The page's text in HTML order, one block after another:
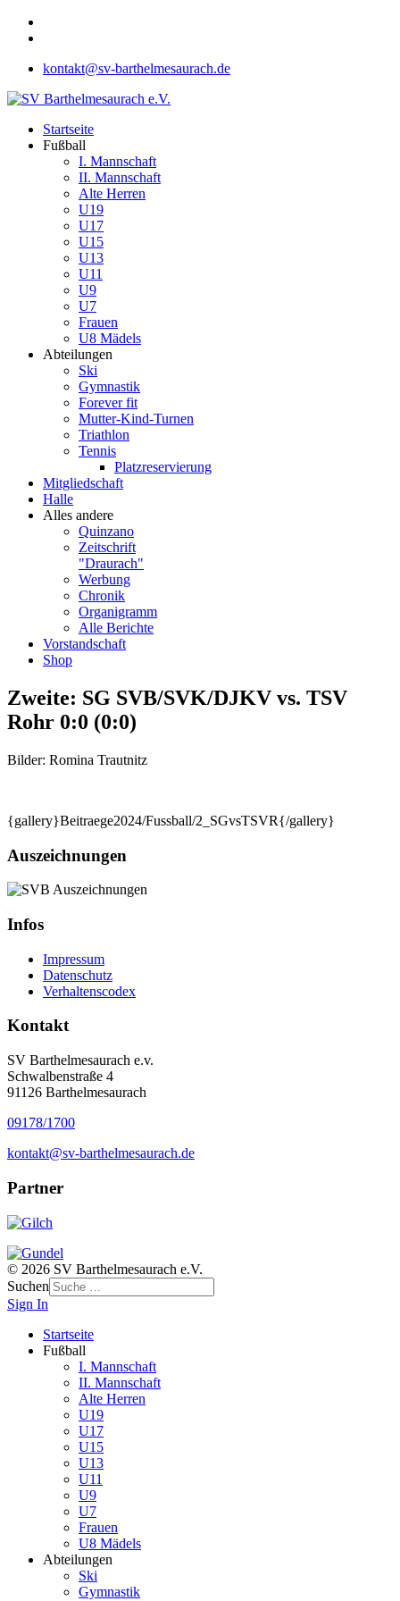
kontakt@sv-barthelmesaurach.de
Startseite
Fußball
I. Mannschaft
II. Mannschaft
Alte Herren
U19
U17
U15
U13
U11
U9
U7
Frauen
U8 Mädels
Abteilungen
Ski
Gymnastik
Forever fit
Mutter-Kind-Turnen
Triathlon
Tennis
Platzreservierung
Mitgliedschaft
Halle
Alles andere
Quinzano
Zeitschrift
"Draurach"
Werbung
Chronik
Organigramm
Alle Berichte
Vorstandschaft
Shop
Zweite: SG SVB/SVK/DJKV vs. TSV
Rohr 0:0 (0:0)
Bilder: Romina Trautnitz
{gallery}Beitraege2024/Fussball/2_SGvsTSVR{/gallery}
Auszeichnungen
Infos
Impressum
Datenschutz
Verhaltenscodex
Kontakt
SV Barthelmesaurach e.v.
Schwalbenstraße 4
91126 Barthelmesaurach
09178/1700
kontakt@sv-barthelmesaurach.de
Partner
© 2026 SV Barthelmesaurach e.V.
Suchen
Sign In
Startseite
Fußball
I. Mannschaft
II. Mannschaft
Alte Herren
U19
U17
U15
U13
U11
U9
U7
Frauen
U8 Mädels
Abteilungen
Ski
Gymnastik